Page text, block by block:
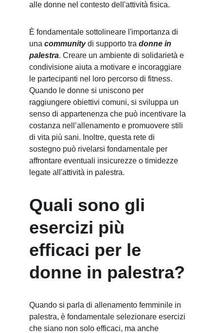
alle donne nel contesto dell'attività fisica.
È fondamentale sottolineare l'importanza di
una community di supporto tra donne in
palestra. Creare un ambiente di solidarietà e
condivisione aiuta a motivare e incoraggiare
le partecipanti nel loro percorso di fitness.
Quando le donne si uniscono per
raggiungere obiettivi comuni, si sviluppa un
senso di appartenenza che può incentivare la
costanza nell’allenamento e promuovere stili
di vita più sani. Inoltre, questa rete di
sostegno può rivelarsi fondamentale per
affrontare eventuali insicurezze o timidezze
legate all'attività in palestra.
Quali sono gli
esercizi più
efficaci per le
donne in palestra?
Quando si parla di allenamento femminile in
palestra, è fondamentale selezionare esercizi
che siano non solo efficaci, ma anche